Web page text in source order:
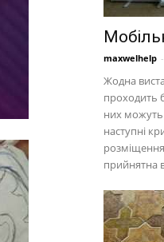
maxwelhelp -
Жодна
проходить
них можуть
наступні
прийнятна